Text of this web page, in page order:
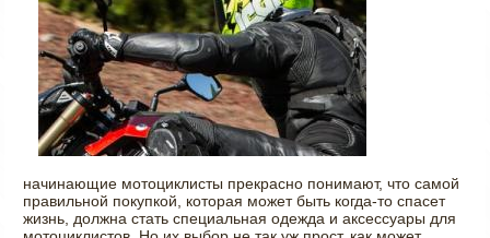
начинающие мотоциклисты прекрасно понимают, что самой
правильной покупкой, которая может быть когда-то спасет
жизнь, должна стать специальная одежда и аксессуары для